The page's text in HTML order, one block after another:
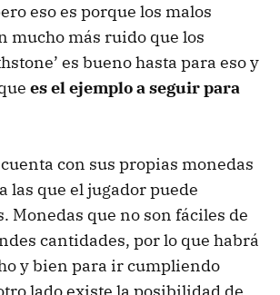
eso es porque los malos
mucho más ruido que los
es bueno hasta para eso y
es el ejemplo a seguir para
cuenta con sus propias monedas
las que el jugador puede
Monedas que no son fáciles de
cantidades, por lo que habrá
y bien para ir cumpliendo